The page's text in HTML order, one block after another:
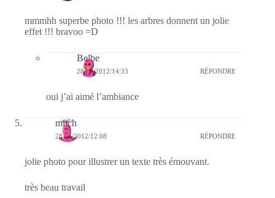
mmmhh superbe photo !!! les arbres donnent un jolie
effet !!! bravoo =D
Belbe
28/01/2012/14:33 RÉPONDRE
oui j’ai aimé l’ambiance
mitch
28/01/2012/12:08 RÉPONDRE
jolie photo pour illustrer un texte très émouvant.
très beau travail